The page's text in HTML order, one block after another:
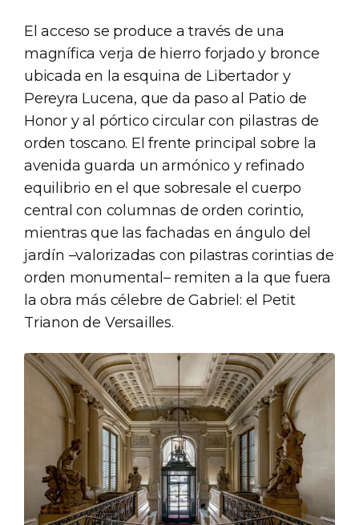
El acceso se produce a través de una
magnífica verja de hierro forjado y bronce
ubicada en la esquina de Libertador y
Pereyra Lucena, que da paso al Patio de
Honor y al pórtico circular con pilastras de
orden toscano. El frente principal sobre la
avenida guarda un armónico y refinado
equilibrio en el que sobresale el cuerpo
central con columnas de orden corintio,
mientras que las fachadas en ángulo del
jardín –valorizadas con pilastras corintias de
orden monumental– remiten a la que fuera
la obra más célebre de Gabriel: el Petit
Trianon de Versailles.